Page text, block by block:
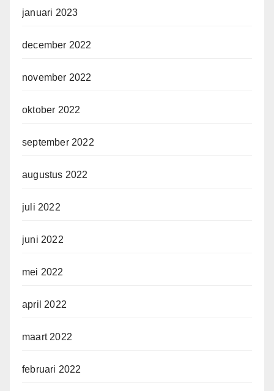
januari 2023
december 2022
november 2022
oktober 2022
september 2022
augustus 2022
juli 2022
juni 2022
mei 2022
april 2022
maart 2022
februari 2022